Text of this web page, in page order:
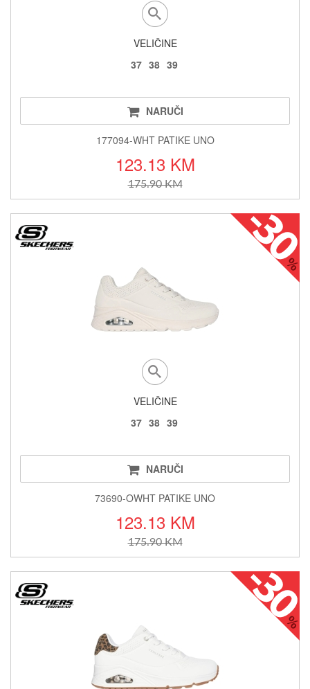
VELIČINE
37 38 39
NARUČI
177094-WHT PATIKE UNO
123.13 KM
175.90 KM
VELIČINE
37 38 39
NARUČI
73690-OWHT PATIKE UNO
123.13 KM
175.90 KM